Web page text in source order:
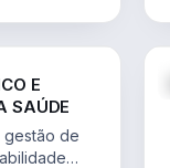
E
SAÚDE
gestão de